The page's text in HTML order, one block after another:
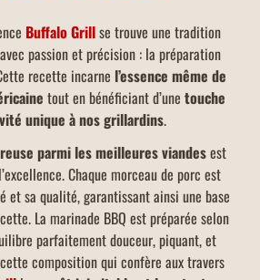
Buffalo Grillse trouve une tradition
passion et précision : la préparation
recette incarne l’essence même de
tout en bénéficiant d’une touche
unique à nos grillardins.
parmi les meilleures viandesest
Chaque morceau de porc est
et sa qualité, garantissant ainsi une base
La marinade BBQ est préparée selon
parfaitement douceur, piquant, et
composition qui confère aux travers